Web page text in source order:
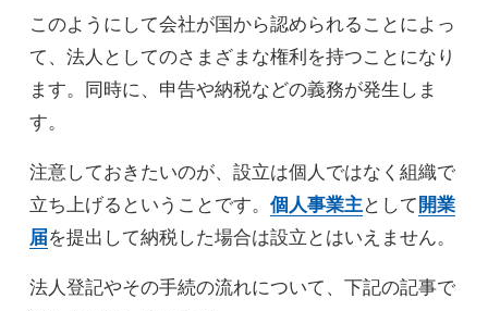
このようにして会社が国から認められることによっ
て、法人としてのさまざまな権利を持つことになり
ます。同時に、申告や納税などの義務が発生しま
す。
注意しておきたいのが、設立は個人ではなく組織で
立ち上げるということです。 個人事業主として 開業
届を提出して納税した場合は設立とはいえません。
法人登記やその手続の流れについて、下記の記事で